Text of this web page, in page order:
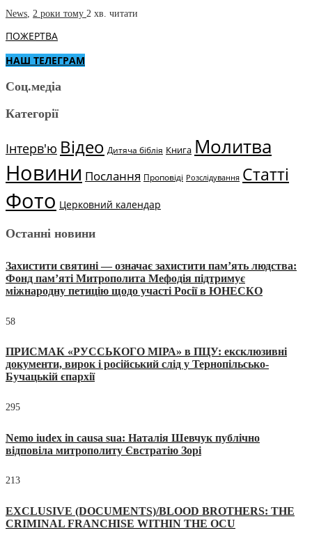
News, 2 роки тому 2 хв. читати
ПОЖЕРТВА
НАШ ТЕЛЕГРАМ
Соц.медіа
Категорії
Інтерв'ю Відео Дитяча біблія Книга Молитва
Новини Послання Проповіді Розслідування Статті
Фото Церковний календар
Останні новини
Захистити святині — означає захистити пам’ять людства:
Фонд пам’яті Митрополита Мефодія підтримує
міжнародну петицію щодо участі Росії в ЮНЕСКО
58
ПРИСМАК «РУССЬКОГО МІРА» в ПЦУ: ексклюзивні
документи, вирок і російський слід у Тернопільсько-
Бучацькій єпархії
295
Nemo iudex in causa sua: Наталія Шевчук публічно
відповіла митрополиту Євстратію Зорі
213
EXCLUSIVE (DOCUMENTS)/BLOOD BROTHERS: THE
CRIMINAL FRANCHISE WITHIN THE OCU